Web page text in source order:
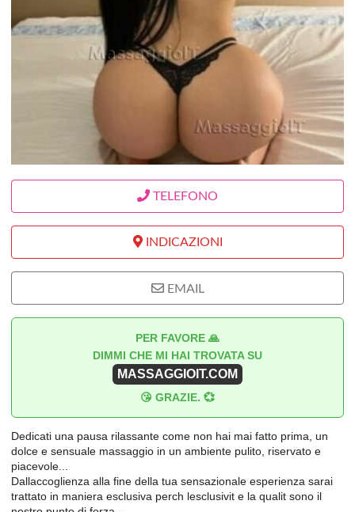
TELEFONO
INDICAZIONI
EMAIL
PER FAVORE 🙏
DIMMI CHE MI HAI TROVATA SU
MASSAGGIOIT.COM
😘 GRAZIE. 💞
Dedicati una pausa rilassante come non hai mai fatto prima, un
dolce e sensuale massaggio in un ambiente pulito, riservato e
piacevole...
Dallaccoglienza alla fine della tua sensazionale esperienza sarai
trattato in maniera esclusiva perch lesclusivit e la qualit sono il